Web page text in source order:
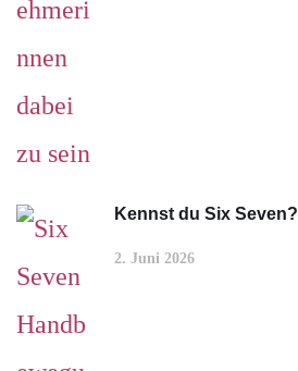
Kennst du Six Seven?
2. Juni 2026